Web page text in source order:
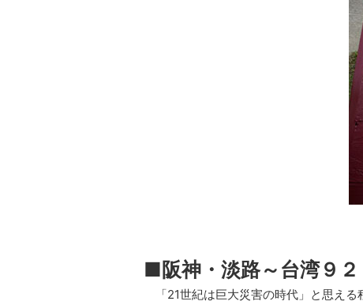
■阪神・淡路～台湾９
「21世紀は巨大災害の時代」と思える